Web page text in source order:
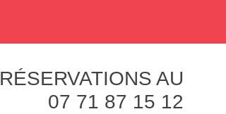
RÉSERVATIONS AU
07 71 87 15 12